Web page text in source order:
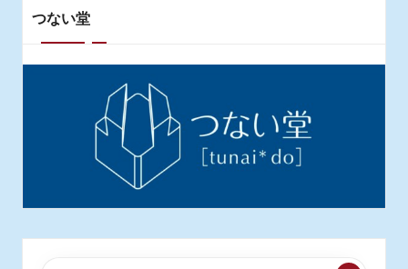
つない堂